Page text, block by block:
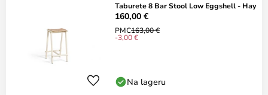
Taburete 8 Bar Stool Low Eggshell - Hay
160,00 €
PMC163,00 €
-3,00 €
Na lageru